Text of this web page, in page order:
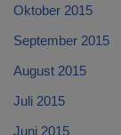
Oktober 2015
September 2015
August 2015
Juli 2015
Juni 2015